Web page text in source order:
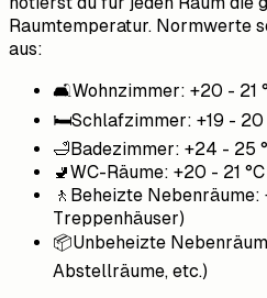
Raumtemperatur. Normwerte
aus:
🛋️Wohnzimmer: +20 - 21
🛏️Schlafzimmer: +19 - 20
🛁Badezimmer: +24 - 25
🚽WC-Räume: +20 - 21 °C
🚶Beheizte Nebenräume:
Treppenhäuser)
📦Unbeheizte
Abstellräume, etc.)